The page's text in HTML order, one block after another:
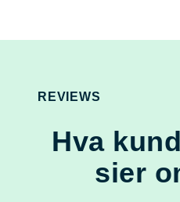
REVIEWS
Hva
sier